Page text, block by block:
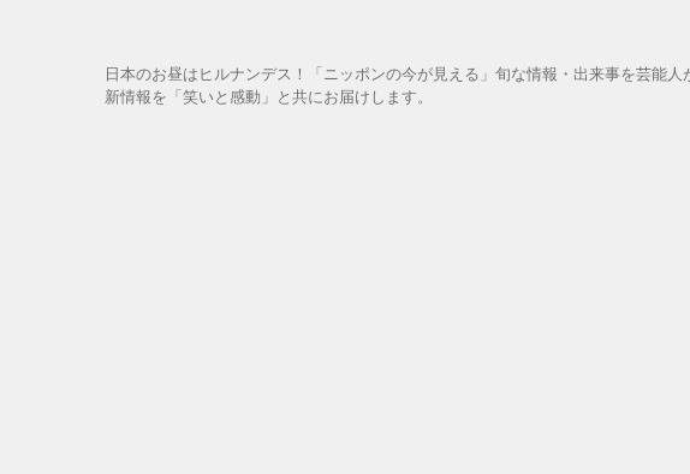
日本のお昼はヒルナンデス！「ニッポンの今が見える」旬な情報・出来事を芸能
新情報を「笑いと感動」と共にお届けします。